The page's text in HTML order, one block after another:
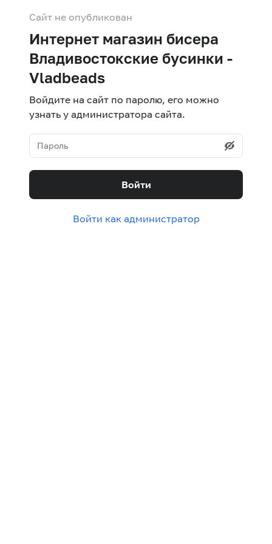
Сайт не опубликован
Интернет магазин бисера
Владивостокские бусинки -
Vladbeads
Войдите на сайт по паролю, его можно
узнать у администратора сайта.
Войти
Войти как администратор